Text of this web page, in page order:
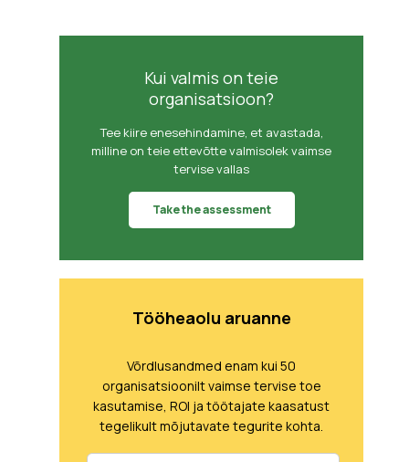
Kui valmis on teie
organisatsioon?
Tee kiire enesehindamine, et avastada,
milline on teie ettevõtte valmisolek vaimse
tervise vallas
Take the assessment
Tööheaolu aruanne
Võrdlusandmed enam kui 50
organisatsioonilt vaimse tervise toe
kasutamise, ROI ja töötajate kaasatust
tegelikult mõjutavate tegurite kohta.